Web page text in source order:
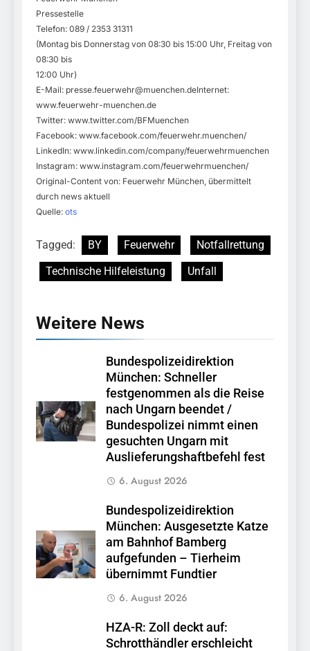
Pressestelle
Telefon: 089 / 2353 31311
(Montag bis Donnerstag von 08:30 bis 15:00 Uhr, Freitag von
08:30 bis
12:00 Uhr)
E-Mail: presse.feuerwehr@muenchen.deInternet:
www.feuerwehr-muenchen.de
Twitter: www.twitter.com/BFMuenchen
Facebook: www.facebook.com/feuerwehr.muenchen/
LinkedIn: www.linkedin.com/company/feuerwehrmuenchen
Instagram: www.instagram.com/feuerwehrmuenchen/
Original-Content von: Feuerwehr München, übermittelt
durch news aktuell
Quelle: ots
Tagged: BY Feuerwehr
Notfallrettung
Technische Hilfeleistung
Unfall
Weitere News
Bundespolizeidirektion
München: Schneller
festgenommen als die Reise
nach Ungarn beendet /
Bundespolizei nimmt einen
gesuchten Ungarn mit
Auslieferungshaftbefehl fest
6. August 2026
Bundespolizeidirektion
München: Ausgesetzte Katze
am Bahnhof Bamberg
aufgefunden – Tierheim
übernimmt Fundtier
6. August 2026
HZA-R: Zoll deckt auf:
Schrotthändler erschleicht